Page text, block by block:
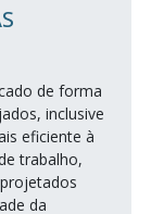
de forma
inclusive
eficiente à
trabalho,
da